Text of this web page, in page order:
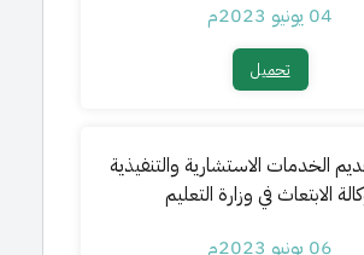
04 يونيو 2023م
تحميل​
الخدمات الاستشارية والتنفيذية
الابتعاث في وزارة التعليم
06 يونيو 2023م